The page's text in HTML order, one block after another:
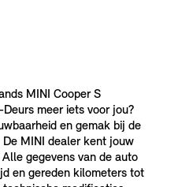
MINI Cooper S
meer iets voor jou?
en gemak bij de
MINI dealer kent jouw
gegevens van de auto
en gereden kilometers tot